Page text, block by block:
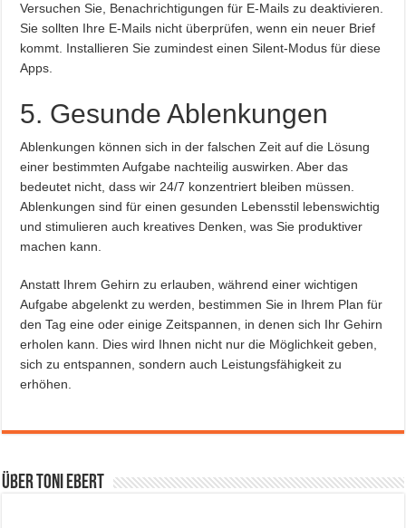
Versuchen Sie, Benachrichtigungen für E-Mails zu deaktivieren.
Sie sollten Ihre E-Mails nicht überprüfen, wenn ein neuer Brief
kommt. Installieren Sie zumindest einen Silent-Modus für diese
Apps.
5. Gesunde Ablenkungen
Ablenkungen können sich in der falschen Zeit auf die Lösung
einer bestimmten Aufgabe nachteilig auswirken. Aber das
bedeutet nicht, dass wir 24/7 konzentriert bleiben müssen.
Ablenkungen sind für einen gesunden Lebensstil lebenswichtig
und stimulieren auch kreatives Denken, was Sie produktiver
machen kann.
Anstatt Ihrem Gehirn zu erlauben, während einer wichtigen
Aufgabe abgelenkt zu werden, bestimmen Sie in Ihrem Plan für
den Tag eine oder einige Zeitspannen, in denen sich Ihr Gehirn
erholen kann. Dies wird Ihnen nicht nur die Möglichkeit geben,
sich zu entspannen, sondern auch Leistungsfähigkeit zu
erhöhen.
Über Toni Ebert